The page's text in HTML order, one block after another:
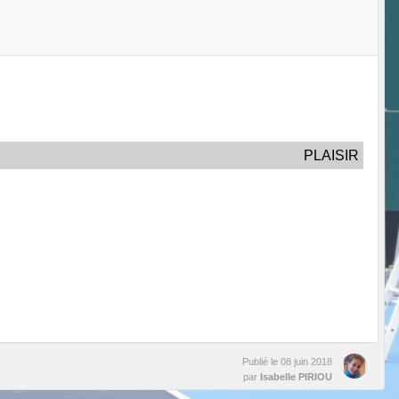
PLAISIR
Publié le 08 juin 2018
par Isabelle PIRIOU